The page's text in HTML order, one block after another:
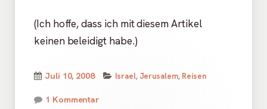
(Ich hoffe, dass ich mit diesem Artikel
keinen beleidigt habe.)
Veröffentlicht
am
Juli 10, 2008 Kategorien
Israel, Jerusalem, Reisen
1 Kommentarzu Autos in Jerusalem